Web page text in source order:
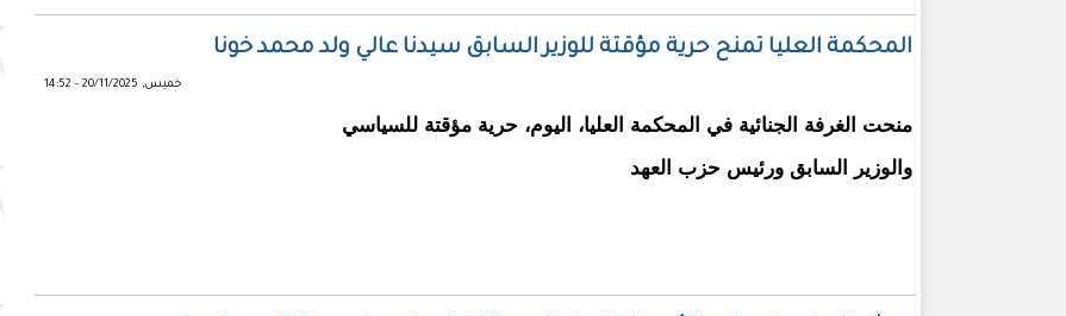
المحكمة العليا تمنح حرية مؤقتة للوزير السابق سيدنا عالي ولد محمد خونا
خميس, 20/11/2025 - 14:52
منحت الغرفة الجنائية في المحكمة العليا، اليوم، حرية مؤقتة للسياسي
والوزير السابق ورئيس حزب العهد